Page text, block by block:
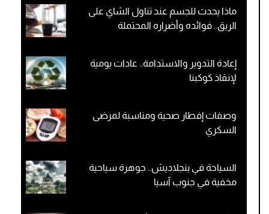
ماذا يحدث للجسم عند تناول الشاي على
الريق.. فوائده وأضراره المحتملة
إعادة التدوير والاستدامة.. عادات يومية
لإنقاذ كوكبنا
وصفات إفطار صحية ومناسبة لمرضى
السكري
السياحة في بنجلاديش.. جوهرة سياحية
مخفية في جنوب آسيا